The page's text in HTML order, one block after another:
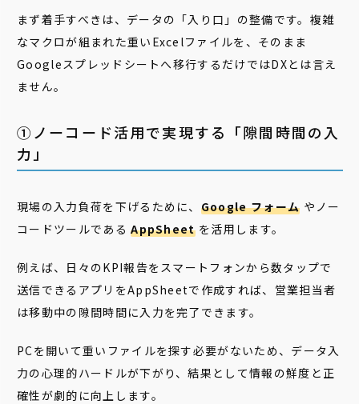
まず着手すべきは、データの「入り口」の整備です。複雑
なマクロが組まれた重いExcelファイルを、そのまま
Googleスプレッドシートへ移行するだけではDXとは言え
ません。
➀ノーコード活用で実現する「隙間時間の入
力」
現場の入力負荷を下げるために、 Google フォーム やノー
コードツールであるAppSheetを活用します。
例えば、日々のKPI報告をスマートフォンから数タップで
送信できるアプリをAppSheetで作成すれば、営業担当者
は移動中の隙間時間に入力を完了できます。
PCを開いて重いファイルを探す必要がないため、データ入
力の心理的ハードルが下がり、結果として情報の鮮度と正
確性が劇的に向上します。